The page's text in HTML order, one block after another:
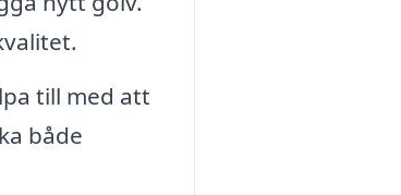
till med att
både